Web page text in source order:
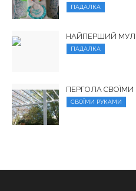
ПАДАЛКА
НАЙПЕРШИЙ
ПАДАЛКА
ПЕРГОЛА
СВОЇМИ РУКАМИ